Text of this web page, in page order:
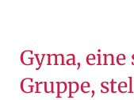
Gyma,
Gruppe,